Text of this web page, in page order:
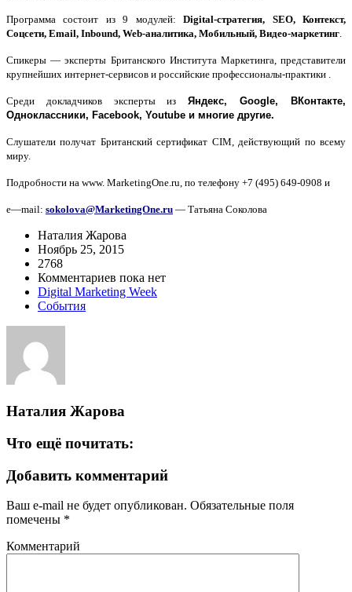
Программа состоит из 9 модулей:Digital-стратегия, SEO, Контекст,
Соцсети, Email, Inbound, Web-аналитика, Мобильный, Видео-маркетинг.
Спикеры — эксперты Британского Института Маркетинга, представители
крупнейших интернет-сервисов и российские профессионалы-практики .
Среди докладчиков эксперты изЯндекс,Google, ВКонтакте,
Одноклассники, Facebook, Youtube и многие другие.
Слушатели получат Британский сертификат CIM, действующий по всему
миру.
Подробности на www. MarketingOne.ru, по телефону +7 (495) 649-0908 и
e—mail: sokolova@MarketingOne.ru — Татьяна Соколова
Наталия Жарова
Ноябрь 25, 2015
2768
Комментариев пока нет
Digital Marketing Week
События
Наталия Жарова
Что ещё почитать:
Добавить комментарий
Ваш e-mail не будет опубликован. Обязательные поля
помечены *
Комментарий